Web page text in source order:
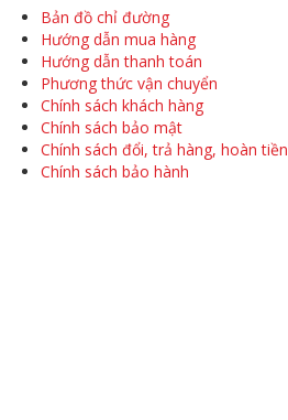
Bản đồ chỉ đường
Hướng dẫn mua hàng
Hướng dẫn thanh toán
Phương thức vận chuyển
Chính sách khách hàng
Chính sách bảo mật
Chính sách đổi, trả hàng, hoàn tiền
Chính sách bảo hành